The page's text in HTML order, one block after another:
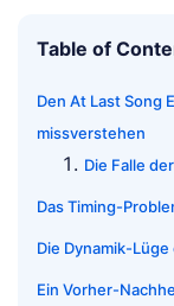
Table of
Den At Last Song
missverstehen
Die Falle
Das Timing-
Die Dynamik-
Ein Vorher-